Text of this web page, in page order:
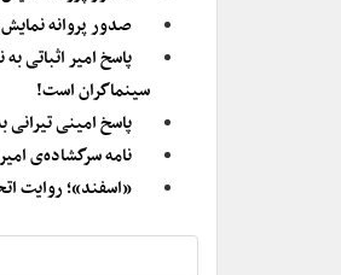
صدور پروانه
پاسخ امیر اثباتی
سینماگران است!
پاسخ امینی
نامه سرگشاده‌ی
«اسفند»‌؛ روایت